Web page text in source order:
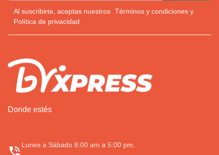
Al suscribirte, aceptas nuestros Términos y condiciones y
Política de privacidad
Donde estés
Lunes a Sábado 8:00 am a 5:00 pm.